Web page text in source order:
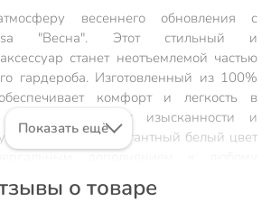
весеннего обновления с
"Весна". Этот стильный и
станет неотъемлемой частью
гардероба. Изготовленный из 100%
комфорт и легкость в
также добавляет изысканности и
Простой и элегантный белый цвет
Показать ещё
о товаре